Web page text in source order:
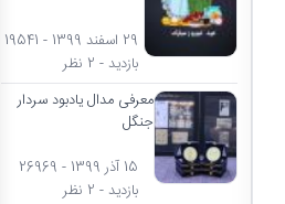
29 اسفند 1399 - 19541
بازدید - 2 نظر
معرفی مدال یادبود سردار
جنگل
15 آذر 1399 - 26969
بازدید - 2 نظر